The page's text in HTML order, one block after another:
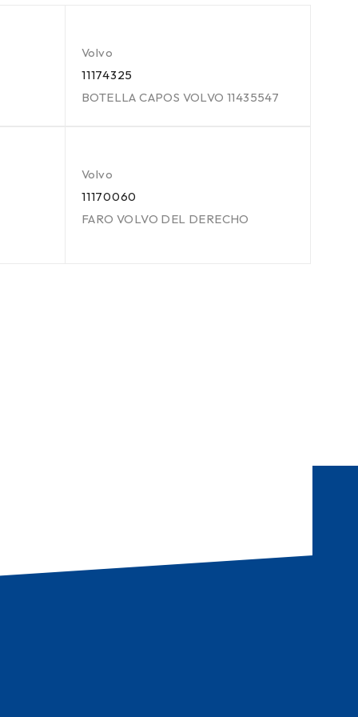
Volvo
11174325
BOTELLA CAPOS VOLVO 11435547
Volvo
11170060
FARO VOLVO DEL DERECHO